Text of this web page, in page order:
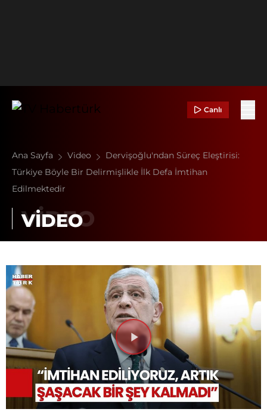
Canlı
Ana Sayfa Video
Dervişoğlu'ndan Süreç Eleştirisi:
Türkiye Böyle Bir Delirmişlikle İlk Defa İmtihan
Edilmektedir
VİDEO
Videoyu
Oynat